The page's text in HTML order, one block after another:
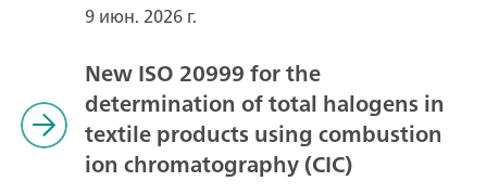
9 июн. 2026 г.
New ISO 20999 for the
determination of total halogens in
textile products using combustion
ion chromatography (CIC)